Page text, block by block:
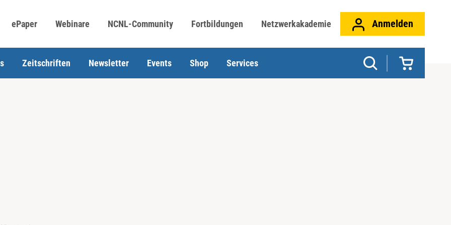
ePaper Webinare NCNL-Community Fortbildungen Netzwerkakademie Anmelden
Zeitschriften Newsletter Events Shop Services